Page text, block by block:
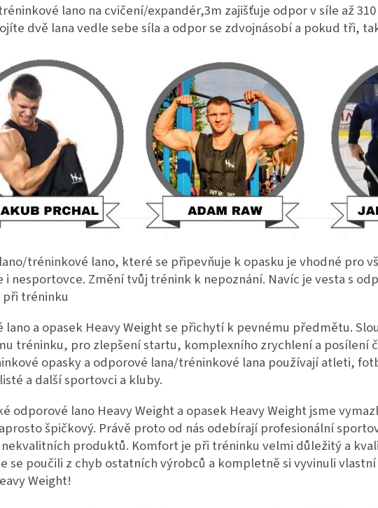
lano na cvičení/expandér,3m zajišťuje odpor v síle až
dvě lana vedle sebe síla a odpor se zdvojnásobí a pokud tři,
tréninkové lano, které se připevňuje k opasku je vhodné pro
i nesportovce. Změní tvůj trénink k nepoznání. Navíc je vesta s
tréninku
lano a opasek Heavy Weight se přichytí k pevnému předmětu.
tréninku, pro zlepšení startu, komplexního zrychlení a posílení
opasky a odporové lana/tréninkové lana používají atleti,
a další sportovci a kluby.
odporové lano Heavy Weight a opasek Heavy Weight jsme
špičkový. Právě proto od nás odebírají profesionální
produktů. Komfort je při tréninku velmi důležitý a
se poučili z chyb ostatních výrobců a kompletně si vyvinuli
Weight!